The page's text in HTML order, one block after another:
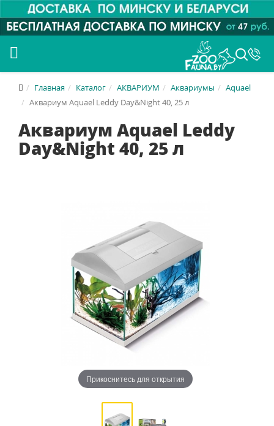
Главная Каталог АКВАРИУМ Аквариумы
Aquael
Аквариум Aquael Leddy Day&Night 40, 25 л
Аквариум Aquael Leddy
Day&Night 40, 25 л
Прикоснитесь для открытия